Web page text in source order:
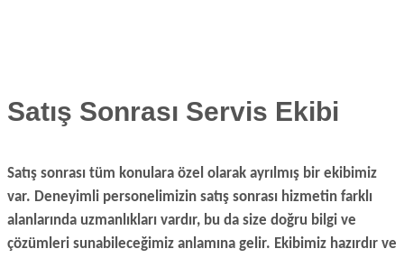
Satış Sonrası Servis Ekibi
Satış sonrası tüm konulara özel olarak ayrılmış bir ekibimiz
var. Deneyimli personelimizin satış sonrası hizmetin farklı
alanlarında uzmanlıkları vardır, bu da size doğru bilgi ve
çözümleri sunabileceğimiz anlamına gelir. Ekibimiz hazırdır ve